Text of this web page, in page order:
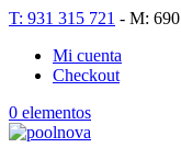
T: 931 315 721 - M:
Mi cuenta
Checkout
0 elementos